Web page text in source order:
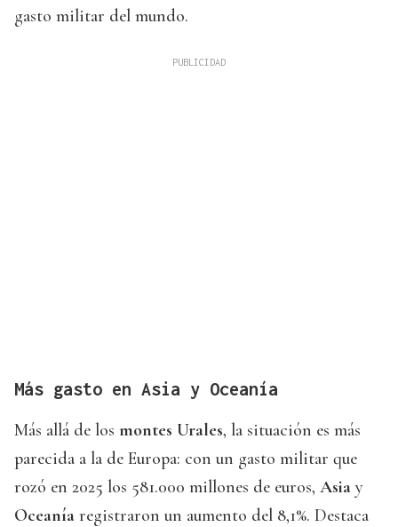
gasto militar del mundo.
Más gasto en Asia y Oceanía
Más allá de los montes Urales, la situación es más
parecida a la de Europa: con un gasto militar que
rozó en 2025 los 581.000 millones de euros, Asia y
Oceanía registraron un aumento del 8,1%. Destaca